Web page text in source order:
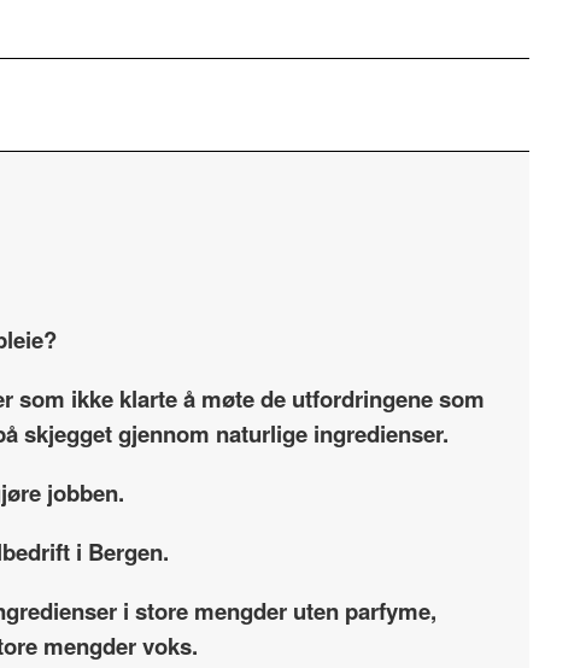
som ikke klarte å møte de utfordringene som
skjegget gjennom naturlige ingredienser.
jobben.
i Bergen.
i store mengder uten parfyme,
mengder voks.